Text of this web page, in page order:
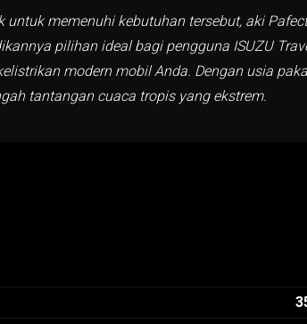
untuk memenuhi kebutuhan tersebut, aki
pilihan ideal bagi pengguna ISUZU
modern mobil Anda. Dengan usia
tantangan cuaca tropis yang ekstrem.